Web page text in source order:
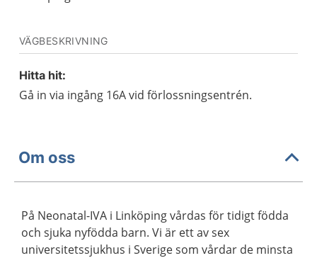
VÄGBESKRIVNING
Hitta hit:
Gå in via ingång 16A vid förlossningsentrén.
Om oss
På Neonatal-IVA i Linköping vårdas för tidigt födda
och sjuka nyfödda barn. Vi är ett av sex
universitetssjukhus i Sverige som vårdar de minsta